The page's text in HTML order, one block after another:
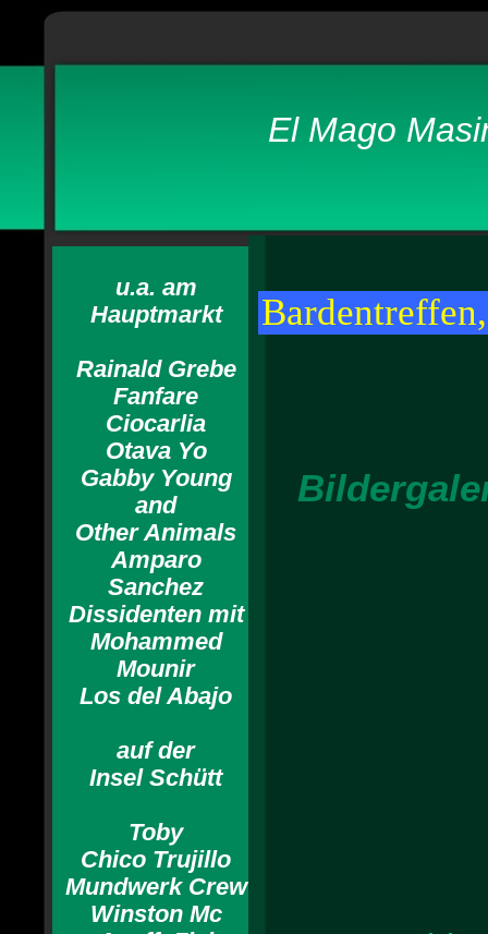
El Mago
u.a. am
Hauptmarkt
Rainald Grebe
Fanfare
Ciocarlia
Otava Yo
Gabby Young
and
Other Animals
Amparo
Sanchez
Dissidenten mit
Mohammed
Mounir
Los del Abajo
auf der
Insel Schütt
Toby
Chico Trujillo
Mundwerk Crew
Winston Mc